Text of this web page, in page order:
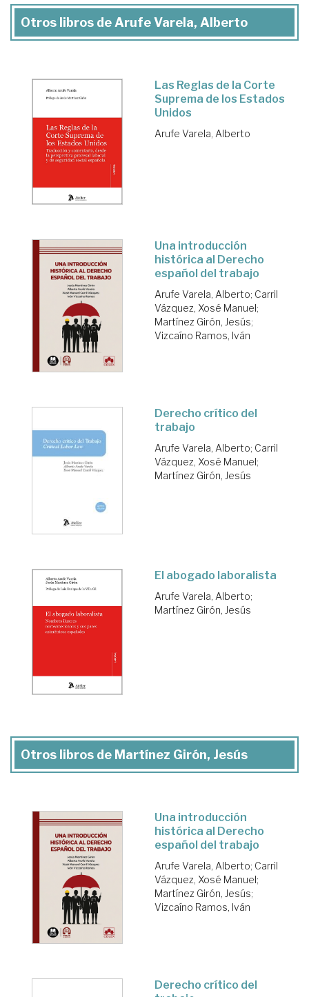
Otros libros de Arufe Varela, Alberto
Las Reglas de la Corte
Suprema de los Estados
Unidos
Arufe Varela, Alberto
Una introducción
histórica al Derecho
español del trabajo
Arufe Varela, Alberto; Carril
Vázquez, Xosé Manuel;
Martínez Girón, Jesús;
Vizcaíno Ramos, Iván
Derecho crítico del
trabajo
Arufe Varela, Alberto; Carril
Vázquez, Xosé Manuel;
Martínez Girón, Jesús
El abogado laboralista
Arufe Varela, Alberto;
Martínez Girón, Jesús
Otros libros de Martínez Girón, Jesús
Una introducción
histórica al Derecho
español del trabajo
Arufe Varela, Alberto; Carril
Vázquez, Xosé Manuel;
Martínez Girón, Jesús;
Vizcaíno Ramos, Iván
Derecho crítico del